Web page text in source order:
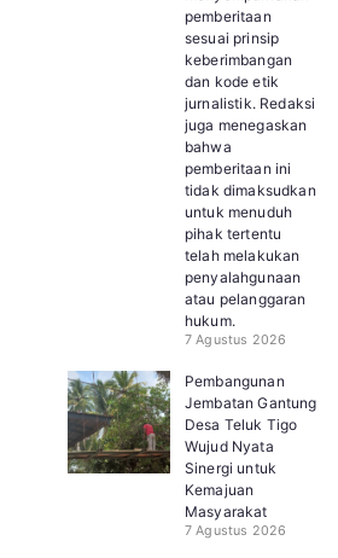
pemberitaan
sesuai prinsip
keberimbangan
dan kode etik
jurnalistik. Redaksi
juga menegaskan
bahwa
pemberitaan ini
tidak dimaksudkan
untuk menuduh
pihak tertentu
telah melakukan
penyalahgunaan
atau pelanggaran
hukum.
7 Agustus 2026
Pembangunan
Jembatan Gantung
Desa Teluk Tigo
Wujud Nyata
Sinergi untuk
Kemajuan
Masyarakat
7 Agustus 2026